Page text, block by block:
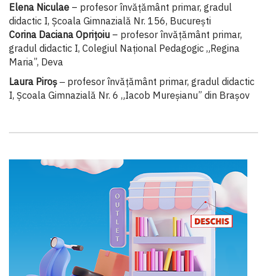
Elena Niculae – profesor învăţământ primar, gradul
didactic I, Şcoala Gimnazială Nr. 156, Bucureşti
Corina Daciana Oprițoiu – profesor învățământ primar,
gradul didactic I, Colegiul Național Pedagogic „Regina
Maria”, Deva
Laura Piroș ‒ profesor învățământ primar, gradul didactic
I, Școala Gimnazială Nr. 6 „Iacob Mureșianu” din Brașov